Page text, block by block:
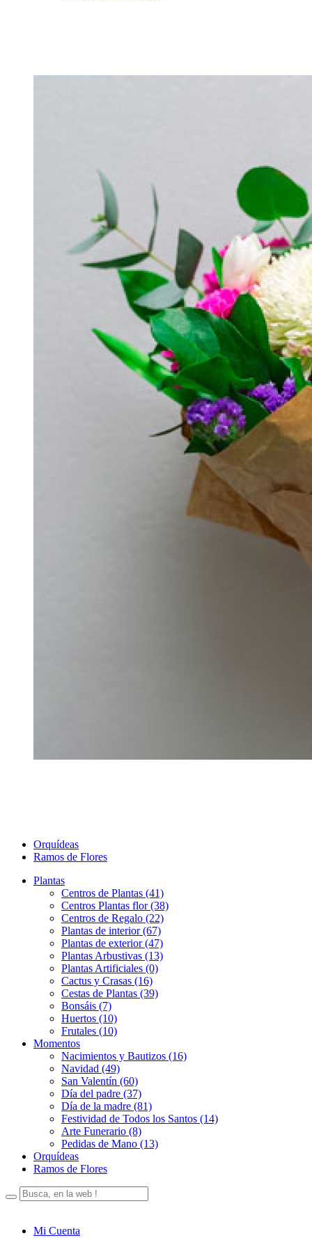
Orquídeas
Ramos de Flores
Plantas
Centros de Plantas (41)
Centros Plantas flor (38)
Centros de Regalo (22)
Plantas de interior (67)
Plantas de exterior (47)
Plantas Arbustivas (13)
Plantas Artificiales (0)
Cactus y Crasas (16)
Cestas de Plantas (39)
Bonsáis (7)
Huertos (10)
Frutales (10)
Momentos
Nacimientos y Bautizos (16)
Navidad (49)
San Valentín (60)
Día del padre (37)
Día de la madre (81)
Festividad de Todos los Santos (14)
Arte Funerario (8)
Pedidas de Mano (13)
Orquídeas
Ramos de Flores
Mi Cuenta